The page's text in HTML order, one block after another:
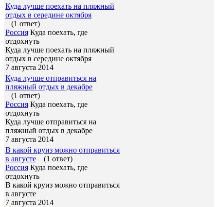
Куда лучше поехать на пляжный
отдых в середине октября
(1 ответ)
Россия Куда поехать, где
отдохнуть
Куда лучше поехать на пляжный
отдых в середине октября
7 августа 2014
Куда лучше отправиться на
пляжный отдых в декабре
(1 ответ)
Россия Куда поехать, где
отдохнуть
Куда лучше отправиться на
пляжный отдых в декабре
7 августа 2014
В какой круиз можно отправиться
в августе
(1 ответ)
Россия Куда поехать, где
отдохнуть
В какой круиз можно отправиться
в августе
7 августа 2014